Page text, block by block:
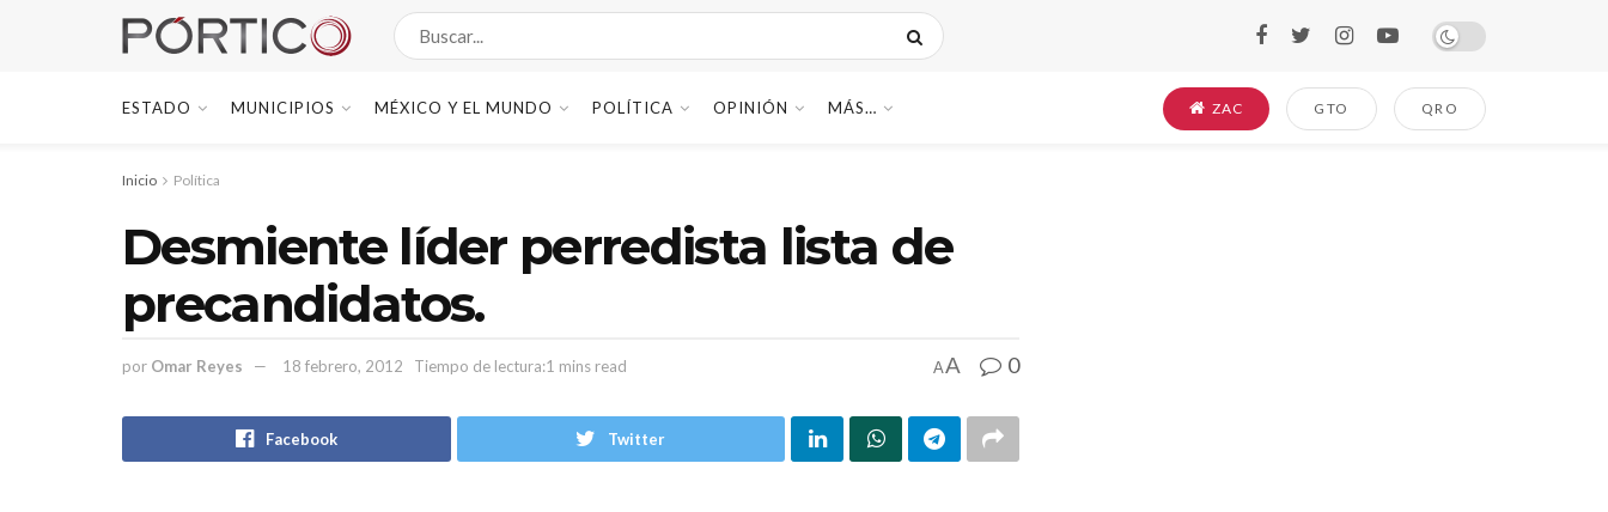
ESTADO MUNICIPIOS MÉXICO Y EL MUNDO POLÍTICA OPINIÓN MÁS… ZAC GTO QRO
Inicio Política
Desmiente líder perredista lista de
precandidatos.
por Omar Reyes 18 febrero, 2012 Tiempo de lectura:1 mins read AA 0
Facebook Twitter